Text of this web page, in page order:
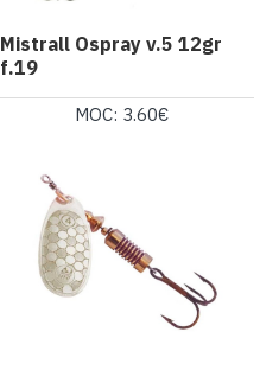
Mistrall Ospray v.5 12gr
f.19
MOC: 3.60€